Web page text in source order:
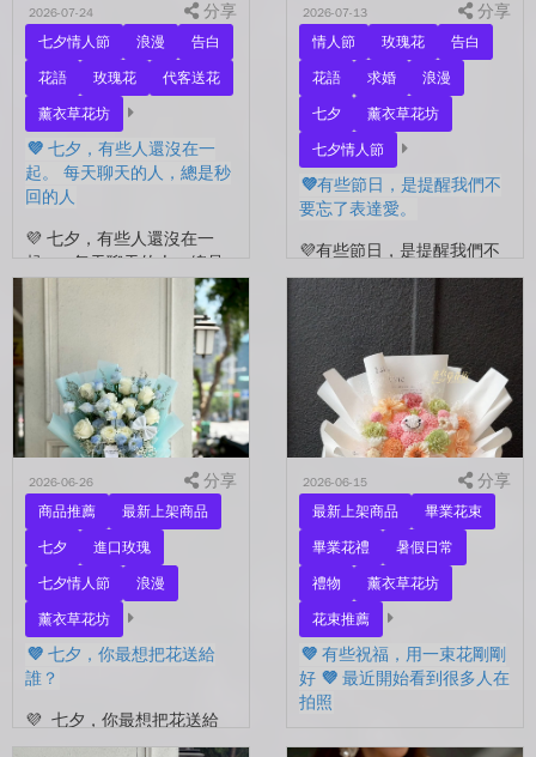
2026-07-24 分享
七夕情人節 浪漫
告白
花語
玫瑰花
代客送花
薰衣草花坊
💜 七夕，有些人還沒在一
起。 每天聊天的人，總是秒
回的人
💜 七夕，有些人還沒在一
起。 每天聊天的人，總是
秒回的人， 會記得你愛喝什
麼、喜歡什麼的人。 你們
沒有說過喜歡，卻早已習慣
彼此存在。 七夕快到...
2026-07-13 分享
情人節 玫瑰花
告白
花語
求婚
浪漫
七夕
薰衣草花坊
七夕情人節
💜有些節日，是提醒我們不
要忘了表達愛。
💜有些節日，是提醒我們不
要忘了表達愛。 平常的日
子，總是忙著工作、忙著生
活。 那些想說的謝謝、想
說的辛苦了、想說的我愛
你。 常常就這樣，留到了
下...
2026-06-26 分享
商品推薦
最新上架商品
七夕
進口玫瑰
七夕情人節
浪漫
薰衣草花坊
💜 七夕，你最想把花送給
誰？
💜 七夕，你最想把花送給
誰？ 是陪你走過每一天的
2026-06-15 分享
最新上架商品
畢業花束
畢業花禮
暑假日常
禮物
薰衣草花坊
花束推薦
💜 有些祝福，用一束花剛剛
好 💜 最近開始看到很多人在
拍照
💜 有些祝福，用一束花剛剛